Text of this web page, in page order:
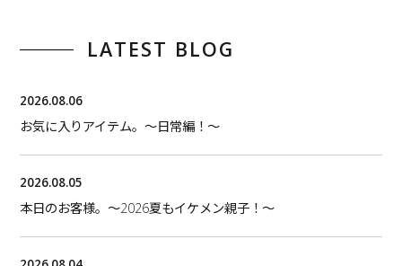
LATEST BLOG
2026.08.06
お気に入りアイテム。〜日常編！〜
2026.08.05
本日のお客様。〜2026夏もイケメン親子！〜